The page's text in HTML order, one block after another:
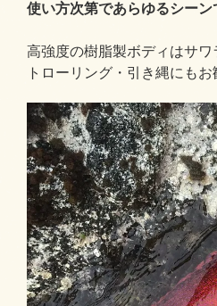
使い方次第であらゆるシー
高強度の樹脂製ボディはサワ
トローリング・引き縄にもお